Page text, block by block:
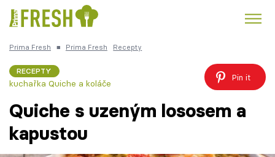
Česká kuchyně Čokoláda
Prima Fresh ■ Prima Fresh Recepty
RECEPTY
kuchařka Quiche a koláče
Pin it
Quiche s uzeným lososem a
kapustou